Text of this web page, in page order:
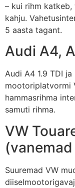
– kui rihm
kahju.
5 aasta tagant.
Audi A4,
Audi A4 1.9 TDI
mootoriplatvormi
hammasrihma
samuti rihma.
VW
Suuremad VW